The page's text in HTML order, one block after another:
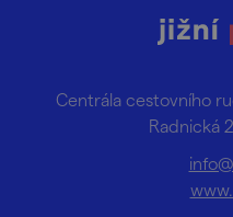
Centrála cestovního
Radnická